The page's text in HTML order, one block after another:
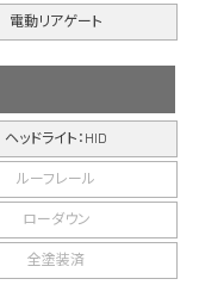
電動リアゲート
ヘッドライト：HID
ルーフレール
ローダウン
全塗装済